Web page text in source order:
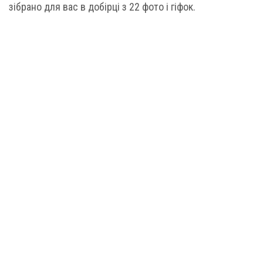
зібрано для вас в добірці з 22 фото і гіфок.